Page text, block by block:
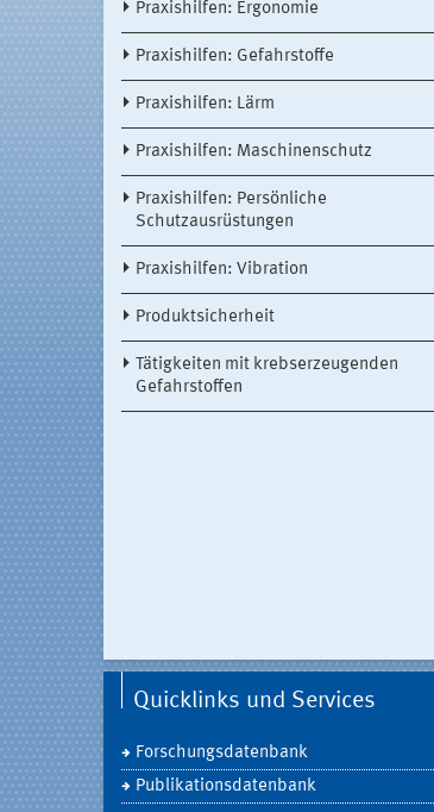
Praxishilfen: Ergonomie
Praxishilfen: Gefahrstoffe
Praxishilfen: Lärm
Praxishilfen: Maschinenschutz
Praxishilfen: Persönliche
Schutzausrüstungen
Praxishilfen: Vibration
Produktsicherheit
Tätigkeiten mit krebserzeugenden
Gefahrstoffen
Quicklinks und Services
Forschungsdatenbank
Publikationsdatenbank